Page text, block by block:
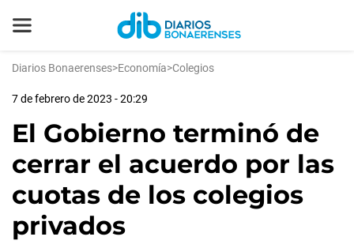
Diarios Bonaerenses>Economía>Colegios
7 de febrero de 2023 - 20:29
El Gobierno terminó de
cerrar el acuerdo por las
cuotas de los colegios
privados